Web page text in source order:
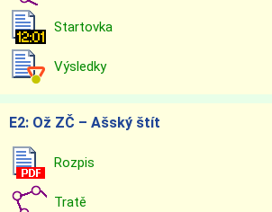
Startovka
Výsledky
E2: Ož ZČ – Ašský štít
Rozpis
Tratě